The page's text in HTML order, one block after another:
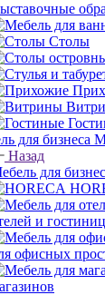
Столы
Назад
для
и гостиниц
офисных